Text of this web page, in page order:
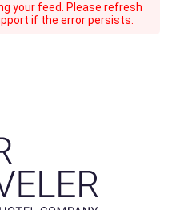
your feed. Please refresh
if the error persists.